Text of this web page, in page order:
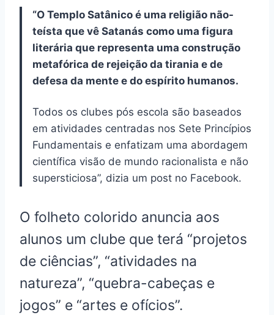
“O Templo Satânico é uma religião não-
teísta que vê Satanás como uma figura
literária que representa uma construção
metafórica de rejeição da tirania e de
defesa da mente e do espírito humanos.
Todos os clubes pós escola são baseados
em atividades centradas nos Sete Princípios
Fundamentais e enfatizam uma abordagem
científica visão de mundo racionalista e não
supersticiosa”, dizia um post no Facebook.
O folheto colorido anuncia aos
alunos um clube que terá “projetos
de ciências”, “atividades na
natureza”, “quebra-cabeças e
jogos” e “artes e ofícios”.